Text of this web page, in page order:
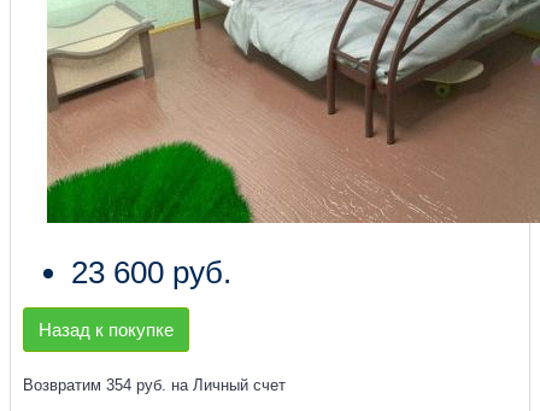
23 600 руб.
Назад к покупке
Возвратим 354 руб. на Личный счет